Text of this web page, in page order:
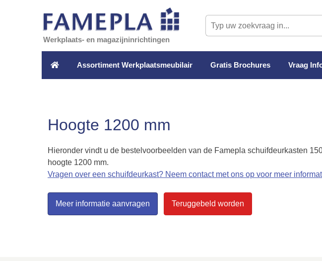
Werkplaats- en magazijninrichtingen
Assortiment Werkplaatsmeubilair Gratis Brochures Vraag
Hoogte 1200 mm
Hieronder vindt u de bestelvoorbeelden van de Famepla schuifdeurkasten
hoogte 1200 mm.
Vragen over een schuifdeurkast? Neem contact met ons op voor meer
Meer informatie aanvragen Teruggebeld worden